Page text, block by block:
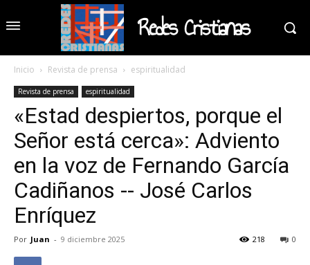
Redes Cristianas
Inicio Revista de prensa espiritualidad
Revista de prensa espiritualidad
«Estad despiertos, porque el
Señor está cerca»: Adviento
en la voz de Fernando García
Cadiñanos -- José Carlos
Enríquez
Por Juan - 9 diciembre 2025 0
218